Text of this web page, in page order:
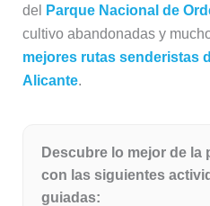
del
Parque Nacional de
cultivo abandonadas y
mejores rutas senderistas
Alicante.
Descubre lo mejor de la
con las siguientes
guiadas: